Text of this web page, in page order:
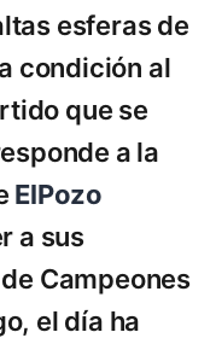
esferas de
condición al
que se
a la
ElPozo
a sus
Campeones
el día ha